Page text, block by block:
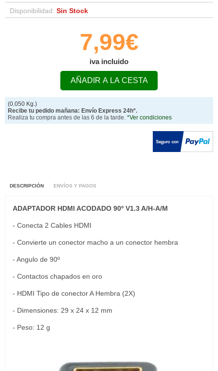
Disponibilidad: Sin Stock
7,99€
iva incluido
AÑADIR A LA CESTA
(0.050 Kg.)
Recibe tu pedido mañana: Envío Express 24h*.
Realiza tu compra antes de las 6 de la tarde. *Ver condiciones
DESCRIPCIÓN ENVÍOS Y PAGOS
ADAPTADOR HDMI ACODADO 90º V1.3 A/H-A/M
- Conecta 2 Cables HDMI
- Convierte un conector macho a un conector hembra
- Angulo de 90º
- Contactos chapados en oro
- HDMI Tipo de conector A Hembra (2X)
- Dimensiones: 29 x 24 x 12 mm
- Peso: 12 g